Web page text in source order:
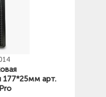
177*25мм арт.